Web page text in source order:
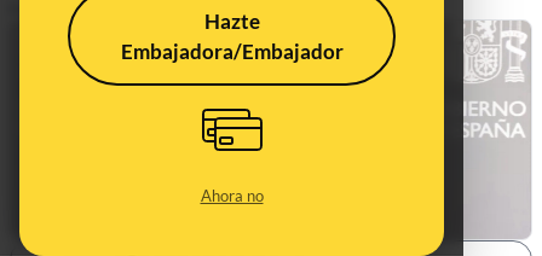
Hazte
Embajadora/Embajador
Ahora no
Publicado el